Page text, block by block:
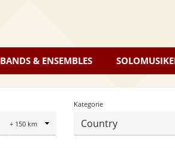
BANDS & ENSEMBLES
Ort
Kategorie
Country